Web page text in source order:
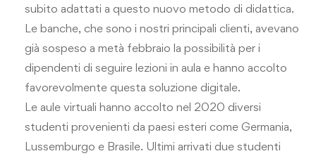
subito adattati a questo nuovo metodo di didattica.
Le banche, che sono i nostri principali clienti, avevano
già sospeso a metà febbraio la possibilità per i
dipendenti di seguire lezioni in aula e hanno accolto
favorevolmente questa soluzione digitale.
Le aule virtuali hanno accolto nel 2020 diversi
studenti provenienti da paesi esteri come Germania,
Lussemburgo e Brasile. Ultimi arrivati due studenti